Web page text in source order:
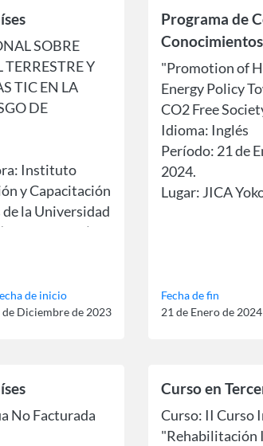
SOBRE
Y
TIC EN LA
DE
Instituto
y Capacitación
la Universidad
UNI)
de inicio
de Diciembre de 2023
Programa de
"Promotion of
Energy Policy
CO2 Free
Idioma: Inglés
Período: 21 de
2024.
Lugar: JICA
Fecha de fin
21 de Enero de 2024
No Facturada
Curso en
Curso: II Curso
"Rehabilitación